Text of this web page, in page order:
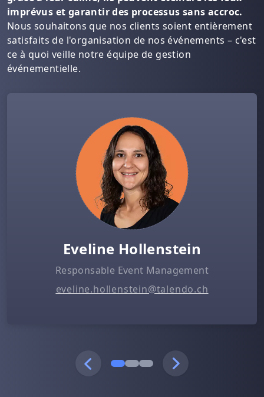
imprévus et garantir des processus sans accroc.
Nous souhaitons que nos clients soient entièrement
satisfaits de l'organisation de nos événements – c'est
ce à quoi veille notre équipe de gestion
événementielle.
Eveline Hollenstein
Responsable Event Management
eveline.hollenstein@talendo.ch